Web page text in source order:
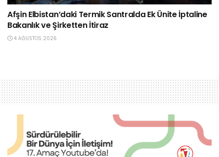
Afşin Elbistan’daki Termik Santralda Ek Ünite İptaline
Bakanlık ve Şirketten İtiraz
4 AĞUSTOS 2026